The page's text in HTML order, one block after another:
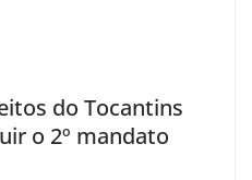
do Tocantins
o 2º mandato